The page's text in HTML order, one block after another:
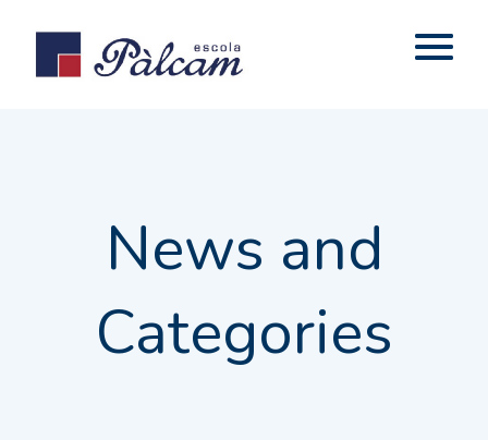
News and
Categories